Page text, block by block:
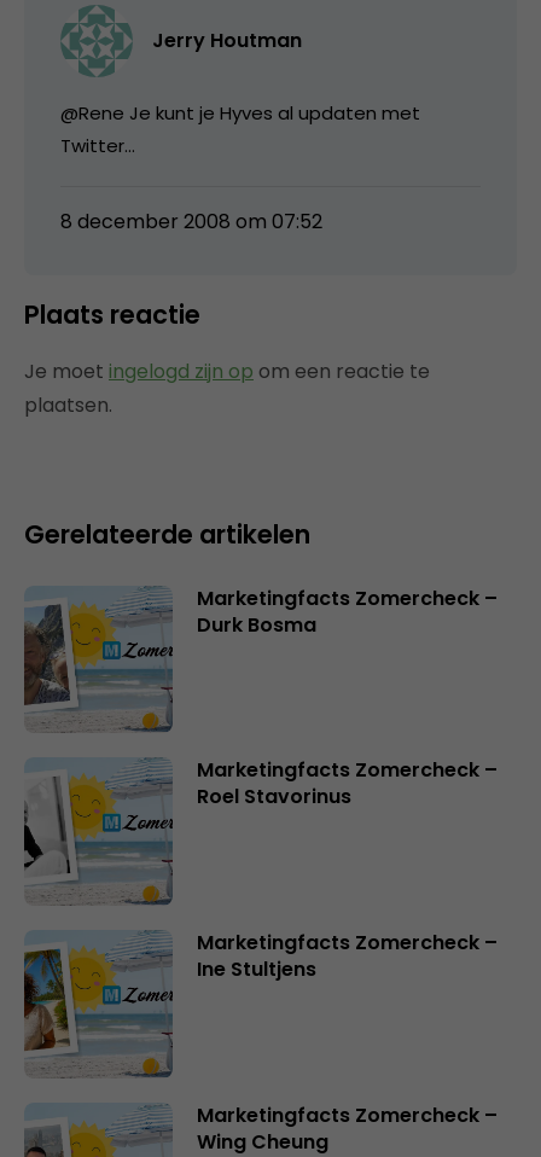
Jerry Houtman
@Rene Je kunt je Hyves al updaten met
Twitter…
8 december 2008 om 07:52
Plaats reactie
Je moet ingelogd zijn op om een reactie te
plaatsen.
Gerelateerde artikelen
Marketingfacts Zomercheck –
Durk Bosma
Marketingfacts Zomercheck –
Roel Stavorinus
Marketingfacts Zomercheck –
Ine Stultjens
Marketingfacts Zomercheck –
Wing Cheung